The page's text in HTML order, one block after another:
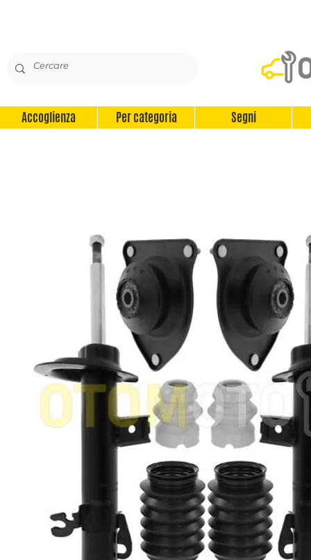
Accoglienza Per categoria Segni